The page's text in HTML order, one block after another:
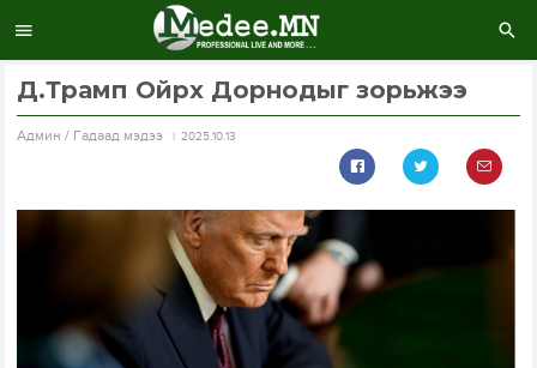
Д.Трамп Ойрх Дорнодыг зорьжээ
Aдмин / Гадаад мэдээ 2025.10.13